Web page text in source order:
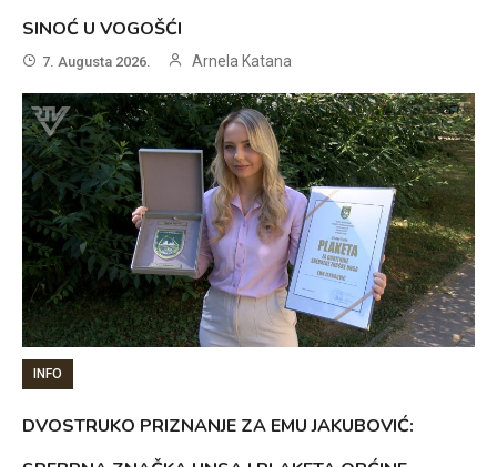
SINOĆ U VOGOŠĆI
7. Augusta 2026. Arnela Katana
INFO
DVOSTRUKO PRIZNANJE ZA EMU JAKUBOVIĆ: